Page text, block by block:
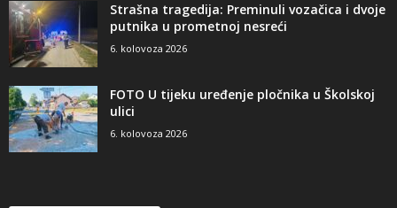
Strašna tragedija: Preminuli vozačica i dvoje
putnika u prometnoj nesreći
6. kolovoza 2026
FOTO U tijeku uređenje pločnika u Školskoj
ulici
6. kolovoza 2026